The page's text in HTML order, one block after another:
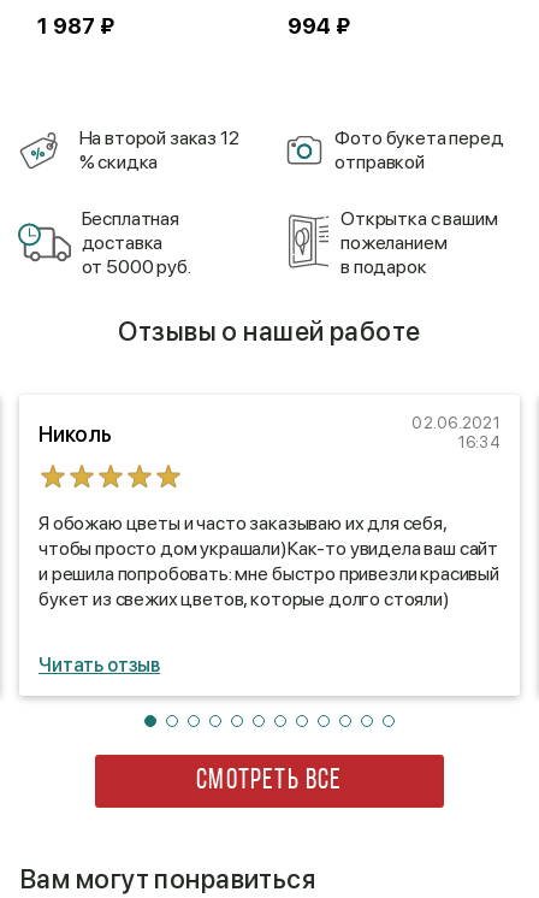
1 987 ₽ 994 ₽
На второй заказ 12
% скидка
Фото букета перед
отправкой
Бесплатная
доставка
от 5000 руб.
Открытка с вашим
пожеланием
в подарок
Отзывы о нашей работе
Николь
02.06.2021
16:34
Я обожаю цветы и часто заказываю их для себя,
чтобы просто дом украшали)Как-то увидела ваш сайт
и решила попробовать: мне быстро привезли красивый
букет из свежих цветов, которые долго стояли)
Читать отзыв
СМОТРЕТЬ ВСЕ
Вам могут понравиться